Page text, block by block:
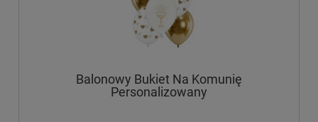
Balonowy Bukiet Na Komunię
Personalizowany